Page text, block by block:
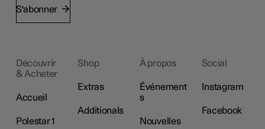
S'abonner
Découvrir
& Acheter
Accueil
Polestar 1
Shop
Extras
Additionals
À propos
Événement
s
Nouvelles
Social
Instagram
Facebook